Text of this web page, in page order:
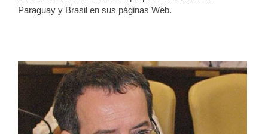
Paraguay y Brasil en sus páginas Web.